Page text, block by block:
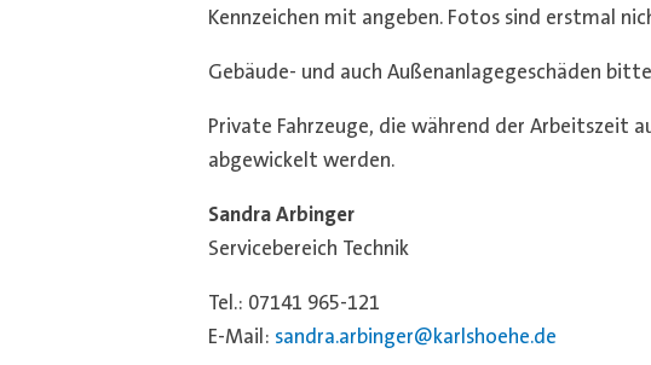
Kennzeichen mit angeben. Fotos sind erstmal
Gebäude- und auch Außenanlagegeschäden
Private Fahrzeuge, die während der Arbeitszeit
abgewickelt werden.
Sandra Arbinger
Servicebereich Technik
Tel.: 07141 965-121
E-Mail: sandra.arbinger@karlshoehe.de